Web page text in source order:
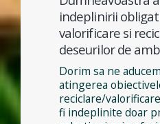
indeplinirii
valorificare si
deseurilor de
Dorim sa ne
atingerea
reciclare/
fi indeplinite doar